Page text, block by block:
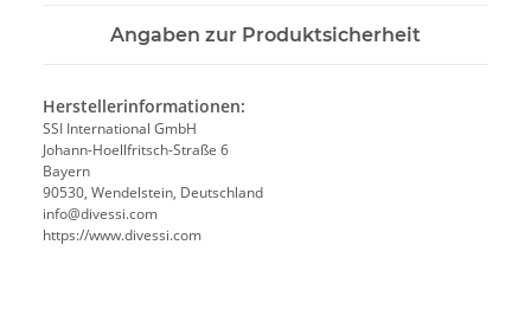
Angaben zur Produktsicherheit
Herstellerinformationen:
SSI International GmbH
Johann-Hoellfritsch-Straße 6
Bayern
90530, Wendelstein, Deutschland
info@divessi.com
https://www.divessi.com